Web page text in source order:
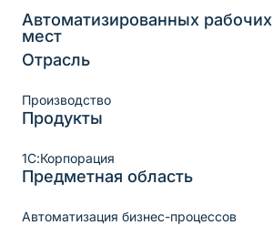
Автоматизированных рабочих
мест
Отрасль
Производство
Продукты
1С:Корпорация
Предметная область
Автоматизация бизнес-процессов